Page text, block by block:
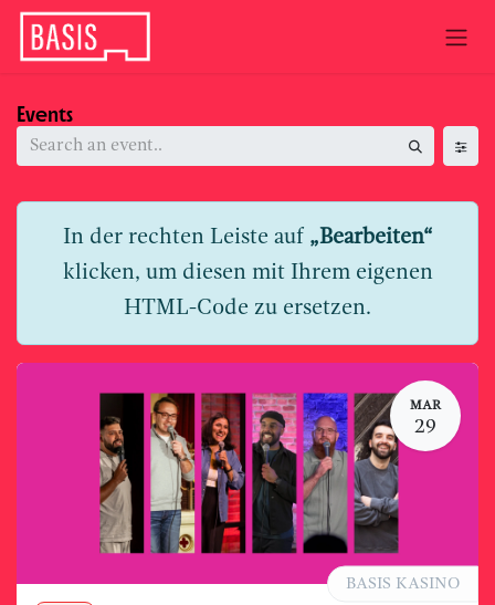
Skip to Content
Events
In der rechten Leiste auf „Bearbeiten“
klicken, um diesen mit Ihrem eigenen
HTML-Code zu ersetzen.
MAR
29
BASIS KASINO